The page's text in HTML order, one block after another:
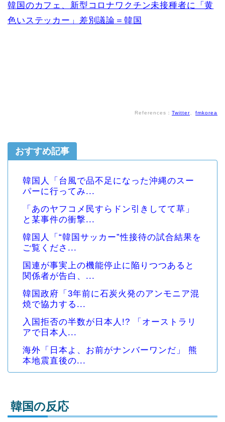
韓国のカフェ、新型コロナワクチン未接種者に「黄
色いステッカー」差別議論＝韓国
References： Twitter、 fmkorea
おすすめ記事
韓国人「台風で品不足になった沖縄のスー
パーに行ってみ...
「あのヤフコメ民すらドン引きしてて草」
と某事件の衝撃...
韓国人「“韓国サッカー”性接待の試合結果を
ご覧くださ...
国連が事実上の機能停止に陥りつつあると
関係者が告白、...
韓国政府「3年前に石炭火発のアンモニア混
焼で協力する...
入国拒否の半数が日本人!? 「オーストラリ
アで日本人...
海外「日本よ、お前がナンバーワンだ」 熊
本地震直後の...
韓国の反応